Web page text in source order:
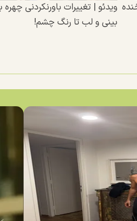
ویدئو | تغییرات باورنکردنی چهره
بینی و لب تا رنگ چشم!